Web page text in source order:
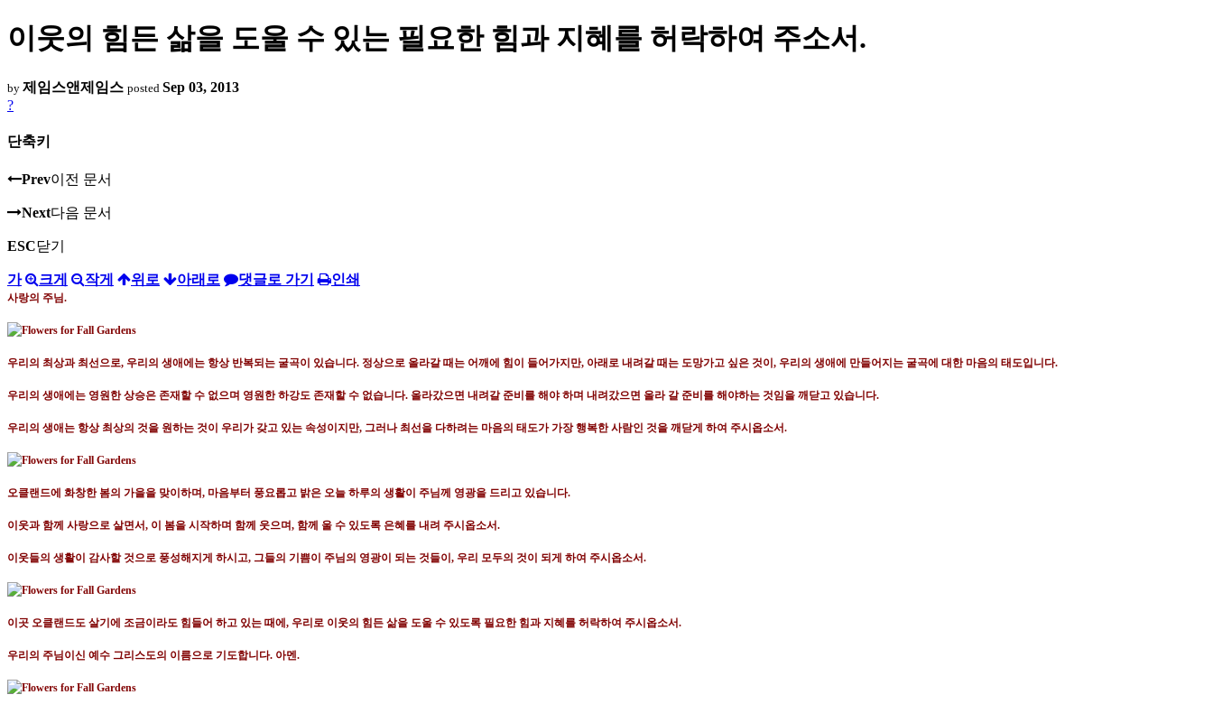
이웃의 힘든 삶을 도울 수 있는 필요한 힘과 지혜를 허락하여 주소서.
by 제임스앤제임스 posted Sep 03, 2013
?
단축키
Prev이전 문서
Next다음 문서
ESC닫기
가 크게 작게 위로 아래로 댓글로 가기 인쇄
사랑의 주님.
우리의 최상과 최선으로, 우리의 생애에는 항상 반복되는 굴곡이 있습니다. 정상으로 올라갈 때는 어깨에 힘이 들어가지만, 아래로 내려갈 때는 도망가고 싶은 것이 , 우리의 생애에 만들어지는 굴곡에 대한 마음의 태도입니다.
우리의 생애에는 영원한 상승은 존재할 수 없으며 영원한 하강도 존재할 수 없습니다. 올라갔으면 내려갈 준비를 해야 하며 내려갔으면 올라 갈 준비를 해야하는 것임을 깨닫고 있습니다.
우리의 생애는 항상 최상의 것을 원하는 것이 우리가 갖고 있는 속성이지만, 그러나 최선을 다하려는 마음의 태도가 가장 행복한 사람인 것을 깨닫게 하여 주시옵소서.
오클랜드에 화창한 봄의 가을을 맞이하며, 마음부터 풍요롭고 밝은 오늘 하루의 생활이 주님께 영광을 드리고 있습니다.
이웃과 함께 사랑으로 살면서, 이 봄을 시작하며 함께 웃으며, 함께 울 수 있도록 은혜를 내려 주시옵소서.
이웃들의 생활이 감사할 것으로 풍성해지게 하시고, 그들의 기쁨이 주님의 영광이 되는 것들이 , 우리 모두의 것이 되게 하여 주시옵소서.
이곳 오클랜드도 살기에 조금이라도 힘들어 하고 있는 때에 , 우리로 이웃의 힘든 삶을 도울 수 있도록 필요한 힘과 지혜를 허락하여 주시옵소서.
우리의 주님이신 예수 그리스도의 이름으로 기도합니다. 아멘.